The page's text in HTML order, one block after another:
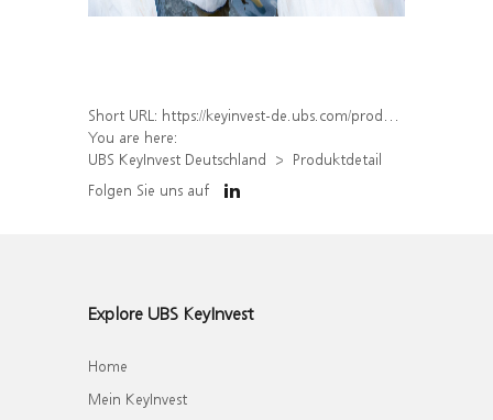
Short URL: https://keyinvest-de.ubs.com/produkt/detail/index/isin/DE000WA7X083
You are here:
UBS KeyInvest Deutschland
Produktdetail
Folgen Sie uns auf
Explore UBS KeyInvest
Home
Mein KeyInvest